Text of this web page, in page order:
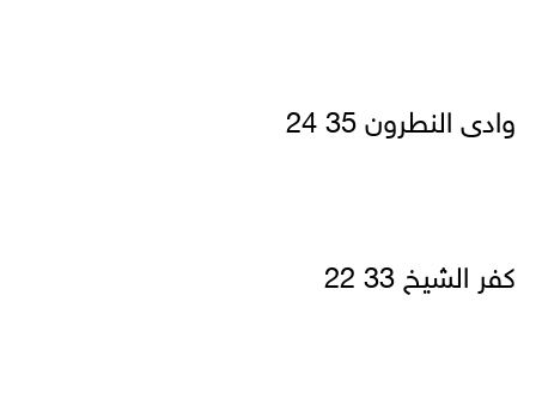
وادى النطرون 35 24
كفر الشيخ 33 22